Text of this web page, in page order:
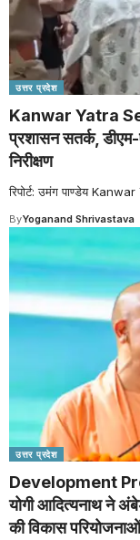
उत्तर प्रदेश
Kanwar Yatra
प्रशासन सतर्क,
निरीक्षण
रिपोर्ट: उमंग पाण्डेय
ByYoganand Shrivastava
उत्तर प्रदेश
Development
योगी आदित्यनाथ ने
की विकास